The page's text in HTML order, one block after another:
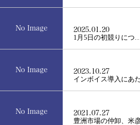
No Image 2025.01.20
1月5日の初競りにつ…
No Image 2023.10.27
インボイス導入にあ
No Image 2021.07.27
豊洲市場の仲卸、米